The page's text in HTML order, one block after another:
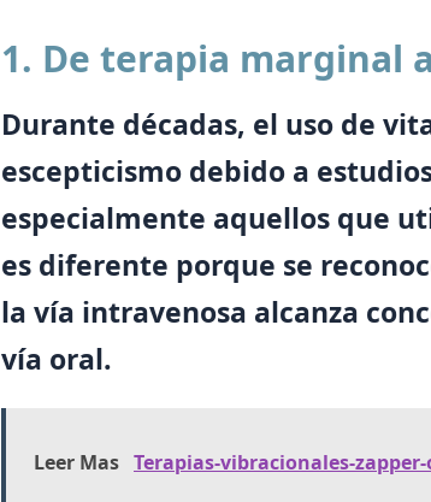
1. De terapia marginal
Durante décadas, el uso de
escepticismo debido a
especialmente aquellos que
es diferente porque se
la vía intravenosa alcanza
vía oral.
Leer Mas Terapias-vibracionales-